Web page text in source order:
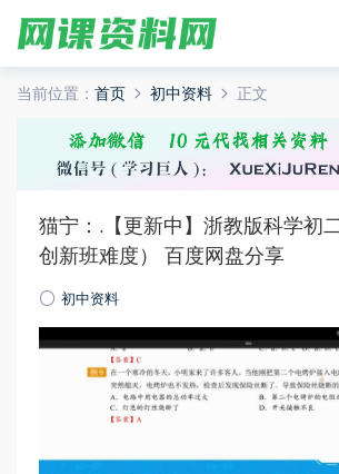
当前位置： 首页 初中资料 正文
猫宁：.【更新中】浙教版科学初
创新班难度） 百度网盘分享
初中资料